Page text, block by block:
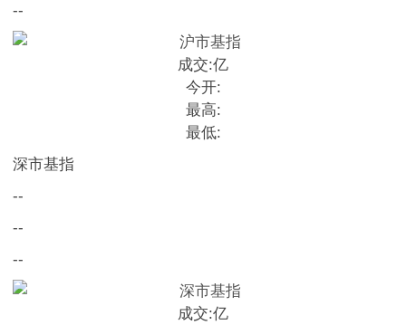
--
成交:亿
今开:
最高:
最低:
深市基指
--
--
--
成交:亿